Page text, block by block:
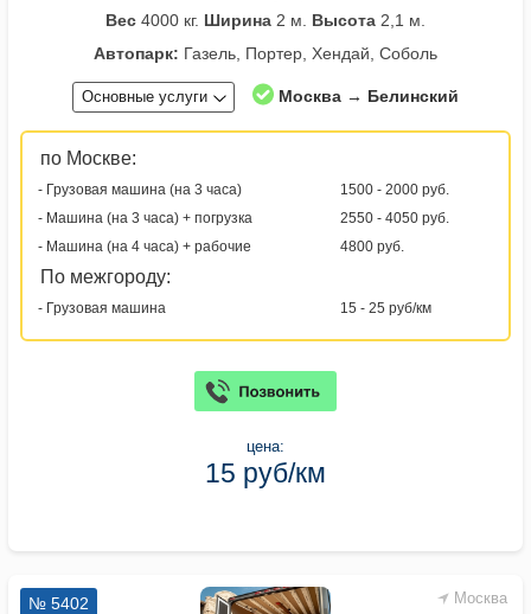
Вес 4000 кг. Ширина 2 м. Высота 2,1 м.
Автопарк: Газель, Портер, Хендай, Соболь
Основные услуги Москва → Белинский
по Москве:
- Грузовая машина (на 3 часа)
1500 - 2000 руб.
- Машина (на 3 часа) + погрузка
2550 - 4050 руб.
- Машина (на 4 часа) + рабочие
4800 руб.
По межгороду:
- Грузовая машина 15 - 25 руб/км
цена:
15 руб/км
Москва
№ 5402